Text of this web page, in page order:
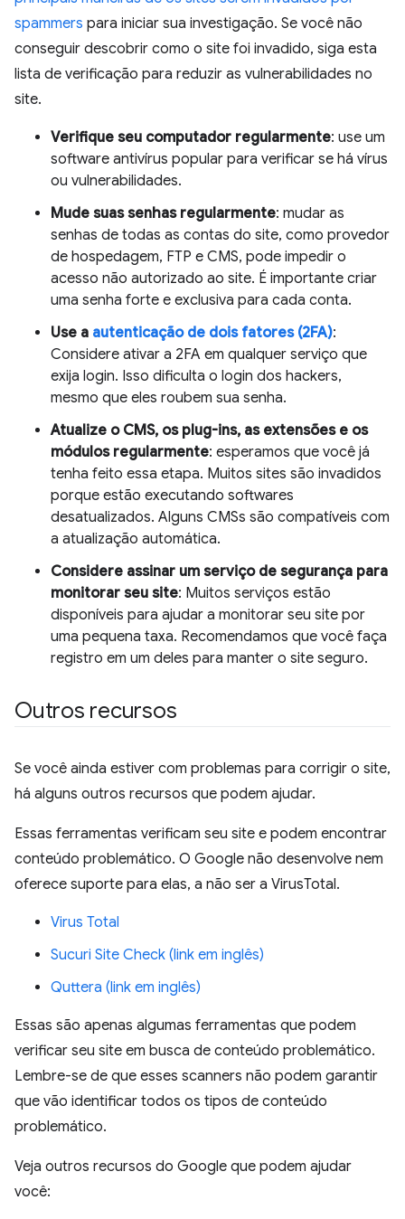
spammers para iniciar sua investigação. Se você não
conseguir descobrir como o site foi invadido, siga esta
lista de verificação para reduzir as vulnerabilidades no
site.
Verifique seu computador regularmente: use um
software antivírus popular para verificar se há vírus
ou vulnerabilidades.
Mude suas senhas regularmente: mudar as
senhas de todas as contas do site, como provedor
de hospedagem, FTP e CMS, pode impedir o
acesso não autorizado ao site. É importante criar
uma senha forte e exclusiva para cada conta.
Use a autenticação de dois fatores (2FA):
Considere ativar a 2FA em qualquer serviço que
exija login. Isso dificulta o login dos hackers,
mesmo que eles roubem sua senha.
Atualize o CMS, os plug-ins, as extensões e os
módulos regularmente: esperamos que você já
tenha feito essa etapa. Muitos sites são invadidos
porque estão executando softwares
desatualizados. Alguns CMSs são compatíveis com
a atualização automática.
Considere assinar um serviço de segurança para
monitorar seu site: Muitos serviços estão
disponíveis para ajudar a monitorar seu site por
uma pequena taxa. Recomendamos que você faça
registro em um deles para manter o site seguro.
Outros recursos
Se você ainda estiver com problemas para corrigir o site,
há alguns outros recursos que podem ajudar.
Essas ferramentas verificam seu site e podem encontrar
conteúdo problemático. O Google não desenvolve nem
oferece suporte para elas, a não ser a VirusTotal.
Virus Total
Sucuri Site Check (link em inglês)
Quttera (link em inglês)
Essas são apenas algumas ferramentas que podem
verificar seu site em busca de conteúdo problemático.
Lembre-se de que esses scanners não podem garantir
que vão identificar todos os tipos de conteúdo
problemático.
Veja outros recursos do Google que podem ajudar
você: